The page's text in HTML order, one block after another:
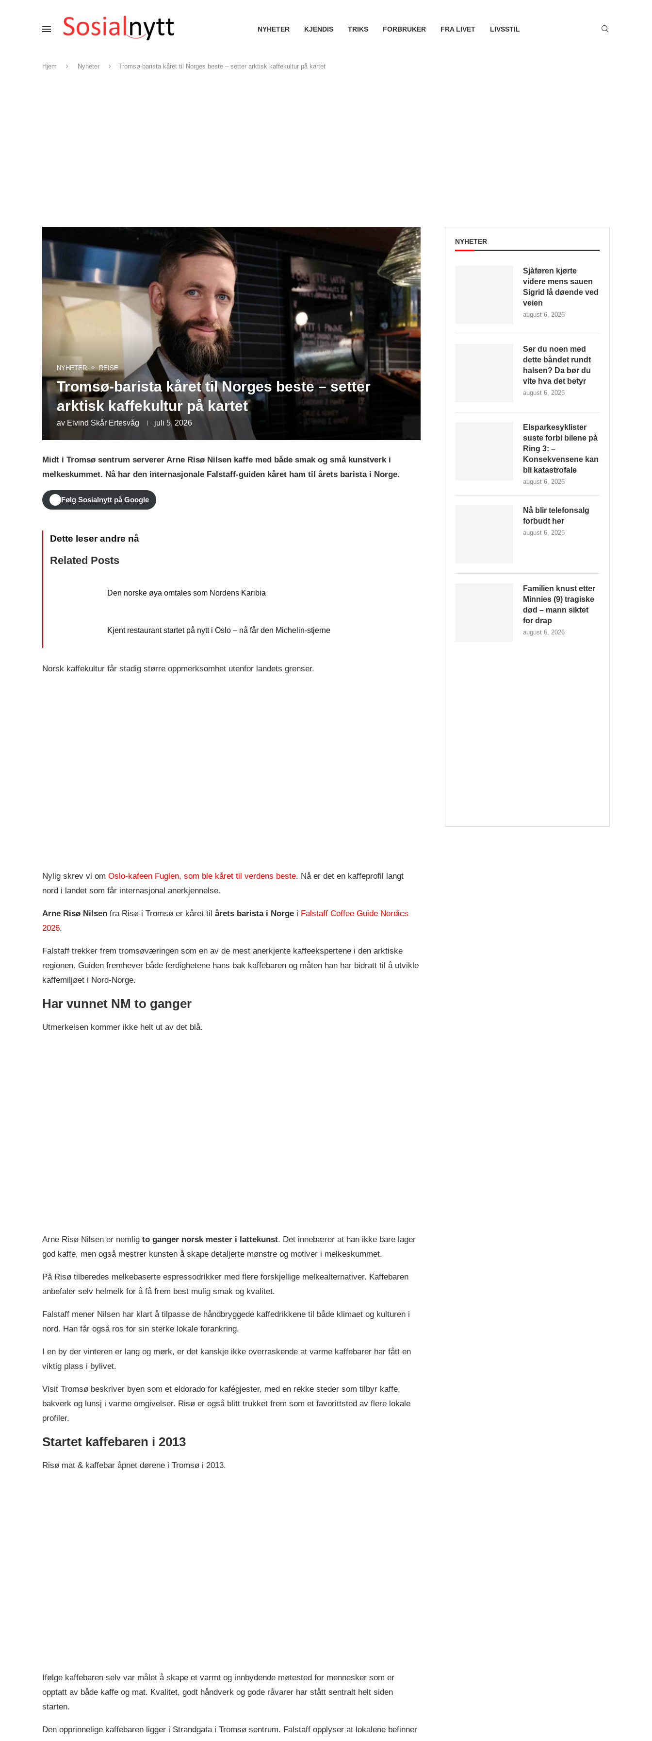
NYHETER KJENDIS TRIKS FORBRUKER FRA LIVET LIVSSTIL
Hjem Nyheter Tromsø-barista kåret til Norges beste – setter arktisk kaffekultur på kartet
NYHETER REISE
Tromsø-barista kåret til Norges beste – setter
arktisk kaffekultur på kartet
av Eivind Skår Ertesvåg juli 5, 2026
Midt i Tromsø sentrum serverer Arne Risø Nilsen kaffe med både smak og små kunstverk i
melkeskummet. Nå har den internasjonale Falstaff-guiden kåret ham til årets barista i Norge.
Følg Sosialnytt på Google
Related Posts
Den norske øya omtales som Nordens Karibia
Kjent restaurant startet på nytt i Oslo – nå får den Michelin-stjerne
Norsk kaffekultur får stadig større oppmerksomhet utenfor landets grenser.
Nylig skrev vi om Oslo-kafeen Fuglen, som ble kåret til verdens beste. Nå er det en kaffeprofil langt
nord i landet som får internasjonal anerkjennelse.
Arne Risø Nilsen fra Risø i Tromsø er kåret til årets barista i Norge i Falstaff Coffee Guide Nordics
2026.
Falstaff trekker frem tromsøværingen som en av de mest anerkjente kaffeekspertene i den arktiske
regionen. Guiden fremhever både ferdighetene hans bak kaffebaren og måten han har bidratt til å utvikle
kaffemiljøet i Nord-Norge.
Har vunnet NM to ganger
Utmerkelsen kommer ikke helt ut av det blå.
Arne Risø Nilsen er nemlig to ganger norsk mester i lattekunst. Det innebærer at han ikke bare lager
god kaffe, men også mestrer kunsten å skape detaljerte mønstre og motiver i melkeskummet.
På Risø tilberedes melkebaserte espressodrikker med flere forskjellige melkealternativer. Kaffebaren
anbefaler selv helmelk for å få frem best mulig smak og kvalitet.
Falstaff mener Nilsen har klart å tilpasse de håndbryggede kaffedrikkene til både klimaet og kulturen i
nord. Han får også ros for sin sterke lokale forankring.
I en by der vinteren er lang og mørk, er det kanskje ikke overraskende at varme kaffebarer har fått en
viktig plass i bylivet.
Visit Tromsø beskriver byen som et eldorado for kafégjester, med en rekke steder som tilbyr kaffe,
bakverk og lunsj i varme omgivelser. Risø er også blitt trukket frem som et favorittsted av flere lokale
profiler.
Startet kaffebaren i 2013
Risø mat & kaffebar åpnet dørene i Tromsø i 2013.
Ifølge kaffebaren selv var målet å skape et varmt og innbydende møtested for mennesker som er
opptatt av både kaffe og mat. Kvalitet, godt håndverk og gode råvarer har stått sentralt helt siden
starten.
Den opprinnelige kaffebaren ligger i Strandgata i Tromsø sentrum. Falstaff opplyser at lokalene befinner
NYHETER
Sjåføren kjørte
videre mens sauen
Sigrid lå døende ved
veien
august 6, 2026
Ser du noen med
dette båndet rundt
halsen? Da bør du
vite hva det betyr
august 6, 2026
Elsparkesyklister
suste forbi bilene på
Ring 3: –
Konsekvensene kan
bli katastrofale
august 6, 2026
Nå blir telefonsalg
forbudt her
august 6, 2026
Familien knust etter
Minnies (9) tragiske
død – mann siktet
for drap
august 6, 2026